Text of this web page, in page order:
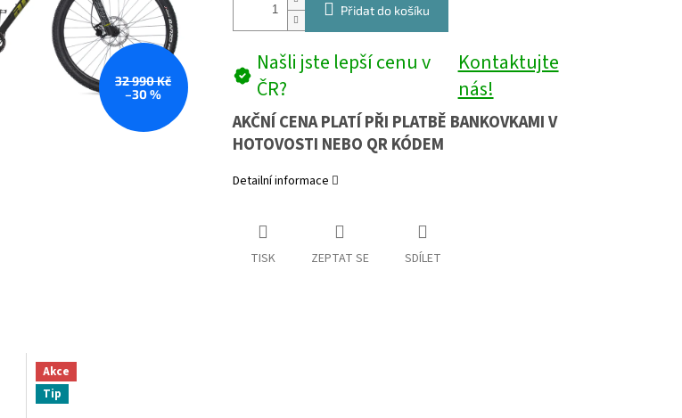
32 990 Kč
–30 %
Přidat do košíku
Našli jste lepší cenu v
ČR?
Kontaktujte
nás!
AKČNÍ CENA PLATÍ PŘI PLATBĚ BANKOVKAMI V
HOTOVOSTI NEBO QR KÓDEM
Detailní informace
TISK ZEPTAT SE SDÍLET
Akce
Tip